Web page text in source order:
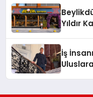
Yıldır
İş